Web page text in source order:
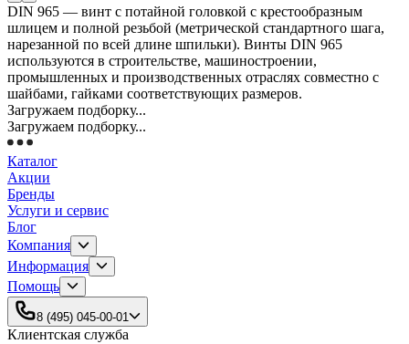
DIN 965 — винт с потайной головкой с крестообразным
шлицем и полной резьбой (метрической стандартного шага,
нарезанной по всей длине шпильки). Винты DIN 965
используются в строительстве, машиностроении,
промышленных и производственных отраслях совместно с
шайбами, гайками соответствующих размеров.
Загружаем подборку...
Загружаем подборку...
Каталог
Акции
Бренды
Услуги и сервис
Блог
Компания
Информация
Помощь
8 (495) 045-00-01
Клиентская служба